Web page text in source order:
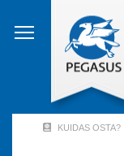
edasi
põhisisu
KUIDAS OSTA?